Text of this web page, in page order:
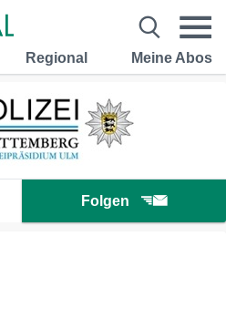
Regional Meine Abos
Folgen